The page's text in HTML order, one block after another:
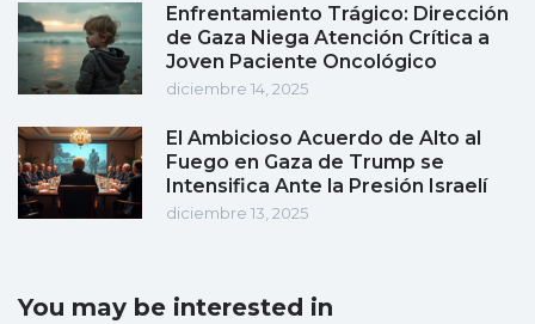
Enfrentamiento Trágico: Dirección
de Gaza Niega Atención Crítica a
Joven Paciente Oncológico
diciembre 14, 2025
El Ambicioso Acuerdo de Alto al
Fuego en Gaza de Trump se
Intensifica Ante la Presión Israelí
diciembre 13, 2025
You may be interested in